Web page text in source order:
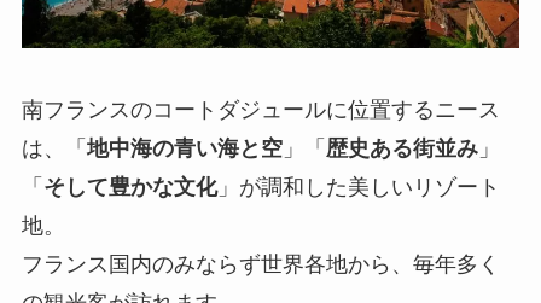
南フランスのコートダジュールに位置するニース
は、「地中海の青い海と空」「 歴史ある街並み」
「 そして豊かな文化」が調和した美しいリゾート
地。
フランス国内のみならず世界各地から、毎年多く